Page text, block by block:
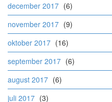
december 2017 (6)
november 2017 (9)
oktober 2017 (16)
september 2017 (6)
august 2017 (6)
juli 2017 (3)